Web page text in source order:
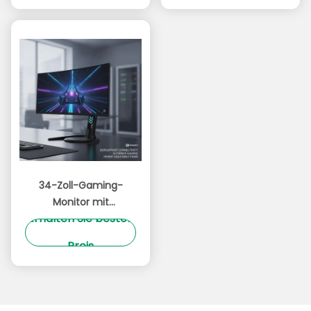
Farben für das Spielen
Kompatibilität Ideal für
34-Zoll-Gaming-
Monitor mit
DisplayPort-
Seitenverhältnis von
Erhalten Sie besten
Preis